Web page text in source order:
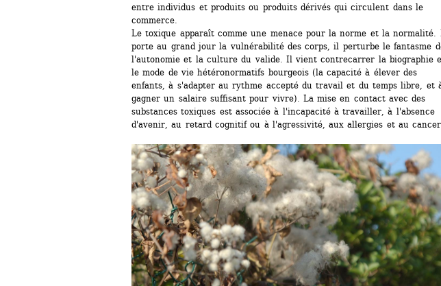
entre individus et produits ou produits dérivés qui circulent dans le
commerce.
Le toxique apparaît comme une menace pour la norme et la normalité.
porte au grand jour la vulnérabilité des corps, il perturbe le fantasme
l'autonomie et la culture du valide. Il vient contrecarrer la biographie
le mode de vie hétéronormatifs bourgeois (la capacité à élever des
enfants, à s'adapter au rythme accepté du travail et du temps libre, et
gagner un salaire suffisant pour vivre). La mise en contact avec des
substances toxiques est associée à l'incapacité à travailler, à l'absence
d'avenir, au retard cognitif ou à l'agressivité, aux allergies et au